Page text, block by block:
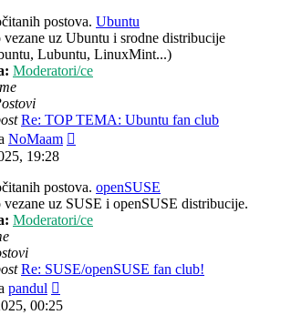
Ubuntu
uz Ubuntu i srodne distribucije
Lubuntu, LinuxMint...)
Moderatori/ce
Re: TOP TEMA: Ubuntu fan club
NoMaam
19:28
openSUSE
uz SUSE i openSUSE distribucije.
Moderatori/ce
Re: SUSE/openSUSE fan club!
pandul
post
00:25